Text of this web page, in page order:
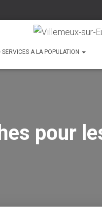
SERVICES A LA POPULATION
pour